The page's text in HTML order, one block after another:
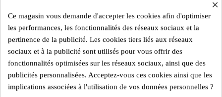
×
Ce magasin vous demande d'accepter les cookies afin d'optimiser
les performances, les fonctionnalités des réseaux sociaux et la
pertinence de la publicité. Les cookies tiers liés aux réseaux
sociaux et à la publicité sont utilisés pour vous offrir des
fonctionnalités optimisées sur les réseaux sociaux, ainsi que des
publicités personnalisées. Acceptez-vous ces cookies ainsi que les
implications associées à l'utilisation de vos données personnelles ?